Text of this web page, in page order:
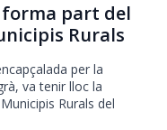
forma part del
Rurals
per la
va tenir lloc la
Rurals del